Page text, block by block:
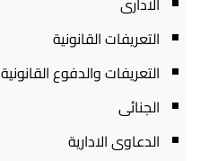
التعريفات القانونية
التعريفات والدفوع القانونية
الجنائى
الدعاوى الادارية